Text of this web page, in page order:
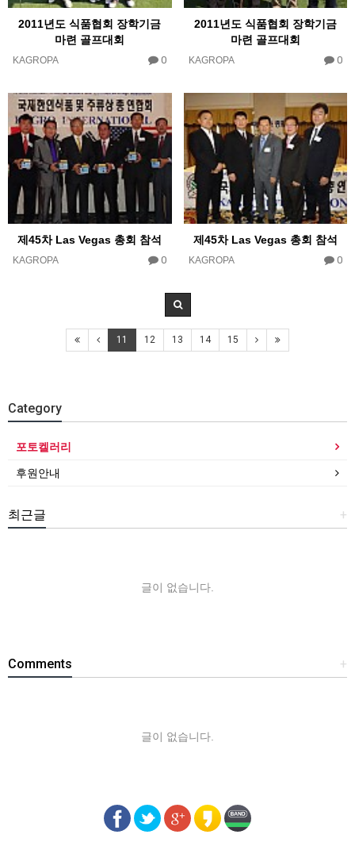
2011년도 식품협회 장학기금
마련 골프대회
KAGROPA 0
2011년도 식품협회 장학기금
마련 골프대회
KAGROPA 0
제45차 Las Vegas 총회 참석
KAGROPA 0
제45차 Las Vegas 총회 참석
KAGROPA 0
11 12 13 14 15
Category
포토켈러리
후원안내
+
최근글
글이 없습니다.
+
Comments
글이 없습니다.